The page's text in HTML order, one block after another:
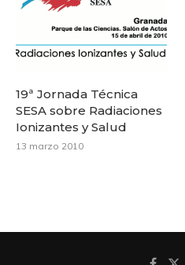
19ª Jornada Técnica
SESA sobre Radiaciones
Ionizantes y Salud
13 marzo 2010